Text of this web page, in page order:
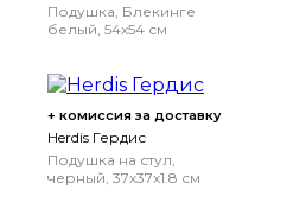
Подушка, Блекинге
белый, 54x54 см
+ комиссия за доставку
Herdis Гердис
Подушка на стул,
черный, 37x37x1.8 см